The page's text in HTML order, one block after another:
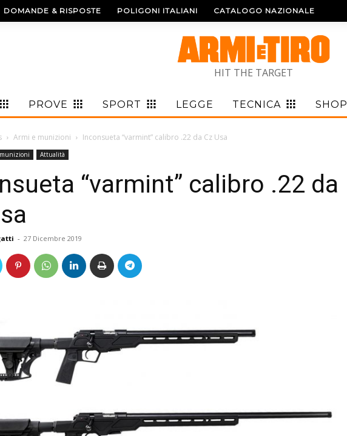
DOMANDE & RISPOSTE POLIGONI ITALIANI CATALOGO NAZIONALE
HIT THE TARGET
PROVE SPORT LEGGE TECNICA SHOP
Armi e munizioni Inconsueta “varmint” calibro .22 da Cz Usa
Attualità
“varmint” calibro .22 da
- 27 Dicembre 2019